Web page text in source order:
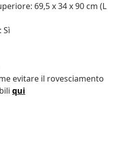
69,5 x 34 x 90 cm (L
Sì
evitare il rovesciamento
qui